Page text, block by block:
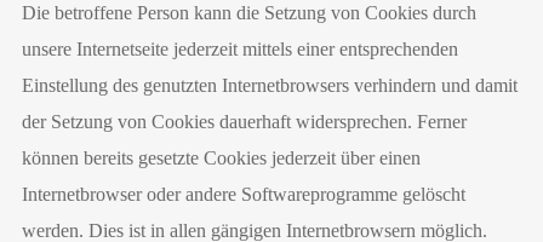
Die betroffene Person kann die Setzung von Cookies durch
unsere Internetseite jederzeit mittels einer entsprechenden
Einstellung des genutzten Internetbrowsers verhindern und damit
der Setzung von Cookies dauerhaft widersprechen. Ferner
können bereits gesetzte Cookies jederzeit über einen
Internetbrowser oder andere Softwareprogramme gelöscht
werden. Dies ist in allen gängigen Internetbrowsern möglich.